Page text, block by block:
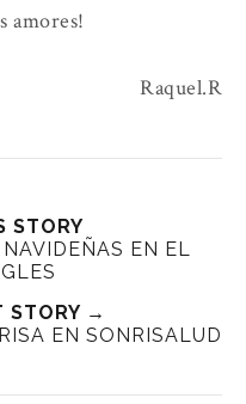
amores!
Raquel.R
STORY
EN EL
STORY →
EN SONRISALUD